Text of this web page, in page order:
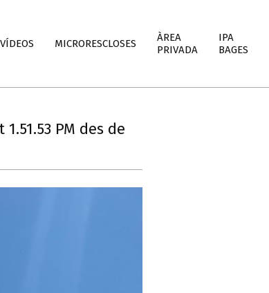
VÍDEOS MICRORESCLOSES
ÀREA
PRIVADA
IPA
BAGES
PM des de